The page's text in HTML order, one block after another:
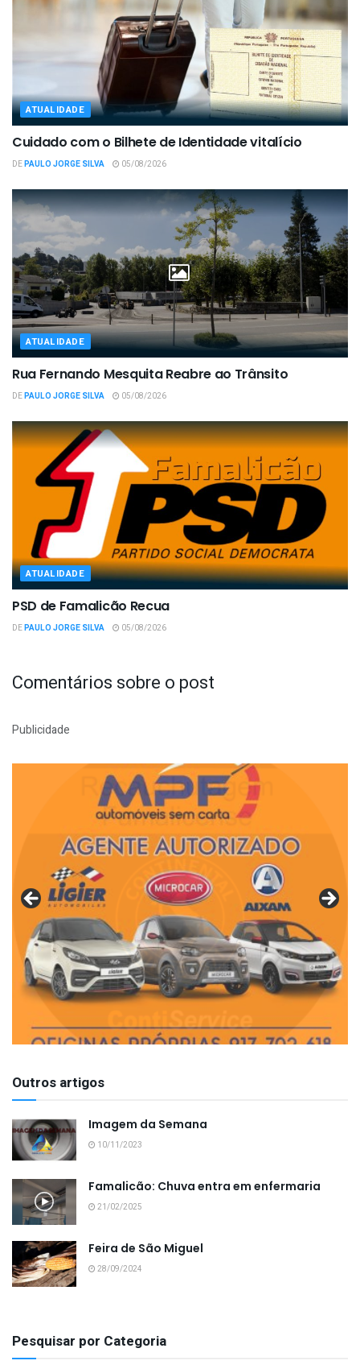
ATUALIDADE
Cuidado com o Bilhete de Identidade vitalício
DEPAULO JORGE SILVA 05/08/2026
ATUALIDADE
Rua Fernando Mesquita Reabre ao Trânsito
DEPAULO JORGE SILVA 05/08/2026
ATUALIDADE
PSD de Famalicão Recua
DEPAULO JORGE SILVA 05/08/2026
Comentários sobre o post
Publicidade
Outros artigos
Imagem da Semana
10/11/2023
Famalicão: Chuva entra em enfermaria
21/02/2025
Feira de São Miguel
28/09/2024
Pesquisar por Categoria